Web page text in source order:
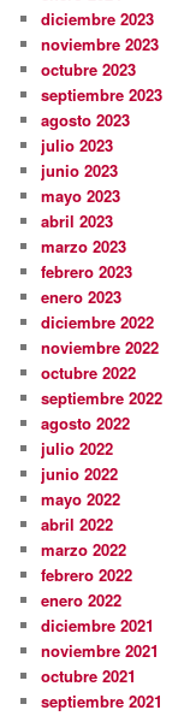
diciembre 2023
noviembre 2023
octubre 2023
septiembre 2023
agosto 2023
julio 2023
junio 2023
mayo 2023
abril 2023
marzo 2023
febrero 2023
enero 2023
diciembre 2022
noviembre 2022
octubre 2022
septiembre 2022
agosto 2022
julio 2022
junio 2022
mayo 2022
abril 2022
marzo 2022
febrero 2022
enero 2022
diciembre 2021
noviembre 2021
octubre 2021
septiembre 2021